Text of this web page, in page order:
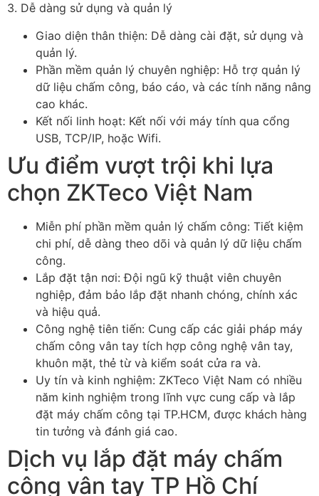
3. Dễ dàng sử dụng và quản lý
Giao diện thân thiện: Dễ dàng cài đặt, sử dụng và
quản lý.
Phần mềm quản lý chuyên nghiệp: Hỗ trợ quản lý
dữ liệu chấm công, báo cáo, và các tính năng nâng
cao khác.
Kết nối linh hoạt: Kết nối với máy tính qua cổng
USB, TCP/IP, hoặc Wifi.
Ưu điểm vượt trội khi lựa
chọn ZKTeco Việt Nam
Miễn phí phần mềm quản lý chấm công: Tiết kiệm
chi phí, dễ dàng theo dõi và quản lý dữ liệu chấm
công.
Lắp đặt tận nơi: Đội ngũ kỹ thuật viên chuyên
nghiệp, đảm bảo lắp đặt nhanh chóng, chính xác
và hiệu quả.
Công nghệ tiên tiến: Cung cấp các giải pháp máy
chấm công vân tay tích hợp công nghệ vân tay,
khuôn mặt, thẻ từ và kiểm soát cửa ra và.
Uy tín và kinh nghiệm: ZKTeco Việt Nam có nhiều
năm kinh nghiệm trong lĩnh vực cung cấp và lắp
đặt máy chấm công tại TP.HCM, được khách hàng
tin tưởng và đánh giá cao.
Dịch vụ lắp đặt máy chấm
công vân tay TP Hồ Chí